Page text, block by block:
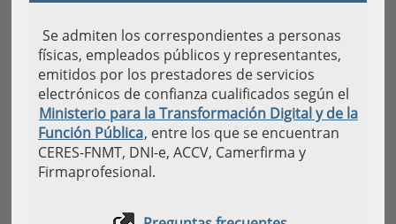
Se admiten los correspondientes a personas
físicas, empleados públicos y representantes,
emitidos por los prestadores de servicios
electrónicos de confianza cualificados según el
Ministerio para la Transformación Digital y de la
Función Pública, entre los que se encuentran
CERES-FNMT, DNI-e, ACCV, Camerfirma y
Firmaprofesional.